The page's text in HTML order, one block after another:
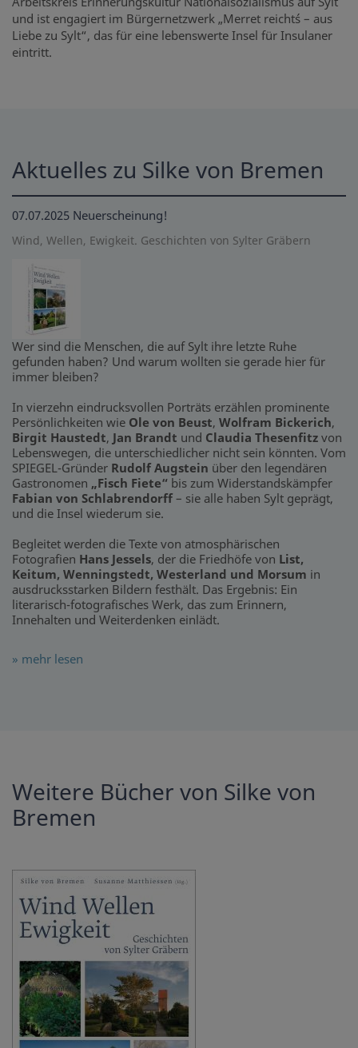
und ist engagiert im Bürgernetzwerk „Merret reicht´s – aus
Liebe zu Sylt“, das für eine lebenswerte Insel für Insulaner
eintritt.
Aktuelles zu Silke von Bremen
07.07.2025 Neuerscheinung!
Wind, Wellen, Ewigkeit. Geschichten von Sylter Gräbern
Wer sind die Menschen, die auf Sylt ihre letzte Ruhe
gefunden haben? Und warum wollten sie gerade hier für
immer bleiben?
In vierzehn eindrucksvollen Porträts erzählen prominente
Persönlichkeiten wie Ole von Beust, Wolfram Bickerich,
Birgit Haustedt, Jan Brandt und Claudia Thesenfitz von
Lebenswegen, die unterschiedlicher nicht sein könnten. Vom
SPIEGEL-Gründer Rudolf Augstein über den legendären
Gastronomen „Fisch Fiete“ bis zum Widerstandskämpfer
Fabian von Schlabrendorff – sie alle haben Sylt geprägt,
und die Insel wiederum sie.
Begleitet werden die Texte von atmosphärischen
Fotografien Hans Jessels, der die Friedhöfe von List,
Keitum, Wenningstedt, Westerland und Morsum in
ausdrucksstarken Bildern festhält. Das Ergebnis: Ein
literarisch-fotografisches Werk, das zum Erinnern,
Innehalten und Weiterdenken einlädt.
» mehr lesen
Weitere Bücher von Silke von
Bremen